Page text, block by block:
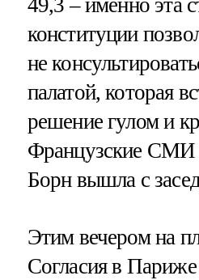
49,3 – именно эта
конституции
не
палатой, которая
решение гулом и
Французские СМИ
Борн вышла с
Этим вечером на
Согласия в